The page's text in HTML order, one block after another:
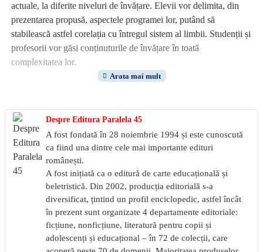
Despre Editura Paralela 45
A fost fondată în 28 noiembrie 1994 și este cunoscută
ca fiind una dintre cele mai importante edituri
românești.
A fost inițiată ca o editură de carte educațională și
beletristică. Din 2002, producția editorială s-a
diversificat, țintind un profil enciclopedic, astfel încât
în prezent sunt organizate 4 departamente editoriale:
ficțiune, nonficțiune, literatură pentru copii și
adolescenți și educațional – în 72 de colecții, care
actuale, la diferite niveluri de învățare. Elevii vor delimita, din
prezentarea propusă, aspectele programei lor, putând să
stabilească astfel corelația cu întregul sistem al limbii. Studenții și
profesorii vor găsi conținuturile de învățare în toată
complexitatea lor.
abordează fonetica și vocabularul limbii române. Acestea sunt
însoțite de o parte aplicativă, reprezentată de teste-grilă.
Capitolele referitoare la structurile morfologice (clasificare și
flexiune) și sintactice (nivelul propozițional și frastic) sunt
sistematizate în tabele. Ele sunt urmate de o abordare aplicativă
mai complexă: pe lângă testele-grilă de la sfârșit, propun, la
fiecare parte de vorbire și la fiecare funcție sintactică, texte
analizate (modele de analiză gramaticală) și texte de analizat cu
problemele respective. Textele au fost selectate, de cele mai